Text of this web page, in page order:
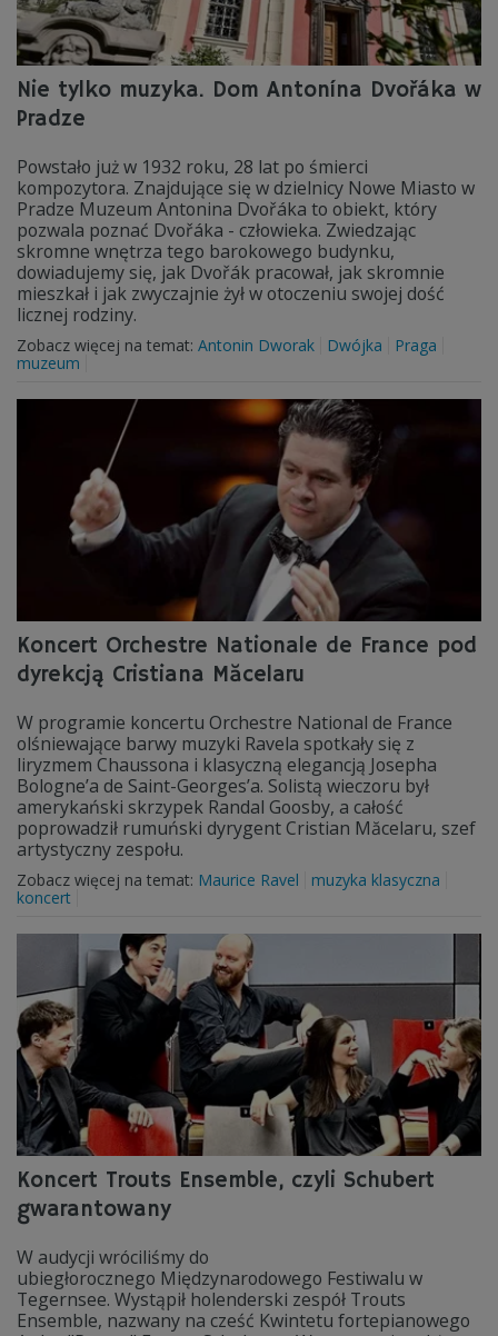
Nie tylko muzyka. Dom Antonína Dvořáka w
Pradze
Powstało już w 1932 roku, 28 lat po śmierci
kompozytora. Znajdujące się w dzielnicy Nowe Miasto w
Pradze Muzeum Antonina Dvořáka to obiekt, który
pozwala poznać Dvořáka - człowieka. Zwiedzając
skromne wnętrza tego barokowego budynku,
dowiadujemy się, jak Dvořák pracował, jak skromnie
mieszkał i jak zwyczajnie żył w otoczeniu swojej dość
licznej rodziny.
Zobacz więcej na temat: Antonin Dworak Dwójka
Praga
muzeum
Koncert Orchestre Nationale de France pod
dyrekcją Cristiana Măcelaru
W programie koncertu Orchestre National de France
olśniewające barwy muzyki Ravela spotkały się z
liryzmem Chaussona i klasyczną elegancją Josepha
Bologne’a de Saint-Georges’a. Solistą wieczoru był
amerykański skrzypek Randal Goosby, a całość
poprowadził rumuński dyrygent Cristian Măcelaru, szef
artystyczny zespołu.
Zobacz więcej na temat: Maurice Ravel
muzyka klasyczna
koncert
Koncert Trouts Ensemble, czyli Schubert
gwarantowany
W audycji wróciliśmy do
ubiegłorocznego Międzynarodowego Festiwalu w
Tegernsee. Wystąpił holenderski zespół Trouts
Ensemble, nazwany na cześć Kwintetu fortepianowego